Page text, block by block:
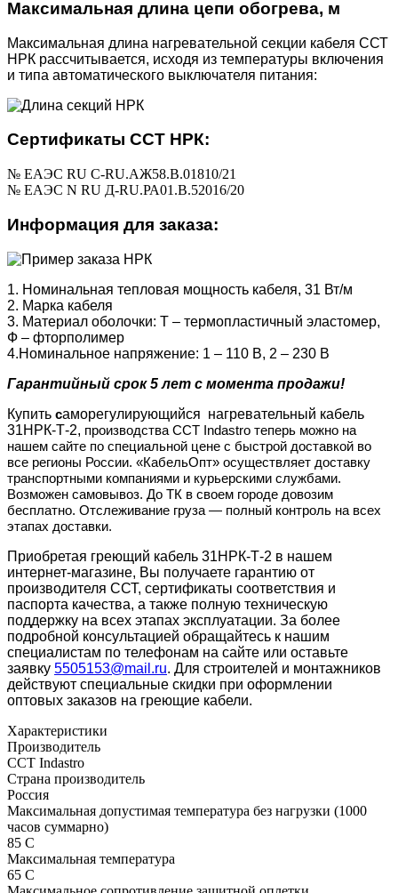
Максимальная длина цепи обогрева, м
Максимальная длина нагревательной секции кабеля ССТ
НРК рассчитывается, исходя из температуры включения
и типа автоматического выключателя питания:
Сертификаты ССТ НРК:
№ ЕАЭС RU C-RU.АЖ58.В.01810/21
№ ЕАЭС N RU Д-RU.РА01.В.52016/20
Информация для заказа:
1. Номинальная тепловая мощность кабеля, 31 Вт/м
2. Марка кабеля
3. Материал оболочки: Т – термопластичный эластомер,
Ф – фторполимер
4.Номинальное напряжение: 1 – 110 В, 2 – 230 В
Гарантийный срок 5 лет с момента продажи!
Купить саморегулирующийся нагревательный кабель
31НРК-Т-2, производства ССТ Indastro теперь можно на
нашем сайте по специальной цене с быстрой доставкой во
все регионы России. «КабельОпт» осуществляет доставку
транспортными компаниями и курьерскими службами.
Возможен самовывоз. До ТК в своем городе довозим
бесплатно. Отслеживание груза — полный контроль на всех
этапах доставки.
Приобретая греющий кабель 31НРК-Т-2 в нашем
интернет-магазине, Вы получаете гарантию от
производителя ССТ, сертификаты соответствия и
паспорта качества, а также полную техническую
поддержку на всех этапах эксплуатации. За более
подробной консультацией обращайтесь к нашим
специалистам по телефонам на сайте или оставьте
заявку 5505153@mail.ru. Для строителей и монтажников
действуют специальные скидки при оформлении
оптовых заказов на греющие кабели.
Характеристики
Производитель
ССТ Indastro
Страна производитель
Россия
Максимальная допустимая температура без нагрузки (1000
часов суммарно)
85 С
Максимальная температура
65 С